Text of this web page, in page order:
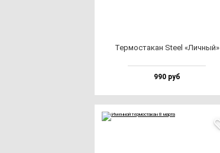
Тер­мос­та­кан Ste­el «Лич­ный»
990 руб